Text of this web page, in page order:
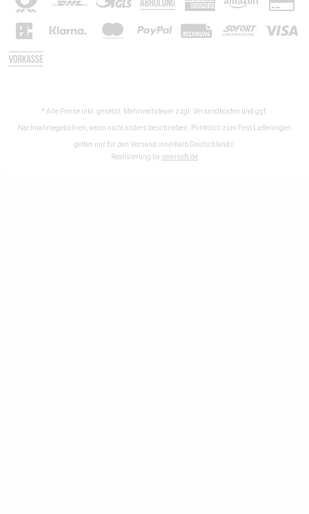
* Alle Preise inkl. gesetzl. Mehrwertsteuer zzgl. Versandkosten und ggf.
Nachnahmegebühren, wenn nicht anders beschrieben. Pünktlich zum Fest Lieferungen
gelten nur für den Versand innerhalb Deutschlands.
Realisierung by sewisoft.de